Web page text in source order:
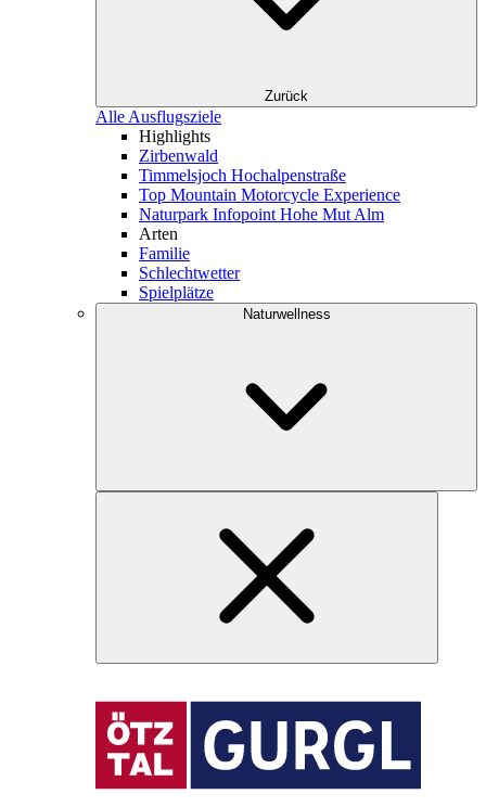
Zurück
Alle Ausflugsziele
Highlights
Zirbenwald
Timmelsjoch Hochalpenstraße
Top Mountain Motorcycle Experience
Naturpark Infopoint Hohe Mut Alm
Arten
Familie
Schlechtwetter
Spielplätze
Naturwellness